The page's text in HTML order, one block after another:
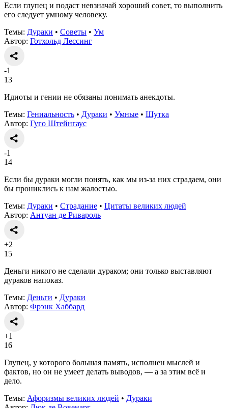
Если глупец и подаст невзначай хороший совет, то выполнить
его следует умному человеку.
Темы: Дураки • Советы • Ум
Автор: Готхольд Лессинг
-1
13
Идиоты и гении не обязаны понимать анекдоты.
Темы: Гениальность • Дураки • Умные • Шутка
Автор: Гуго Штейнгаус
-1
14
Если бы дураки могли понять, как мы из-за них страдаем, они
бы прониклись к нам жалостью.
Темы: Дураки • Страдание • Цитаты великих людей
Автор: Антуан де Ривароль
+2
15
Деньги никого не сделали дураком; они только выставляют
дураков напоказ.
Темы: Деньги • Дураки
Автор: Фрэнк Хаббард
+1
16
Глупец, у которого большая память, исполнен мыслей и
фактов, но он не умеет делать выводов, — а за этим всё и
дело.
Темы: Афоризмы великих людей • Дураки